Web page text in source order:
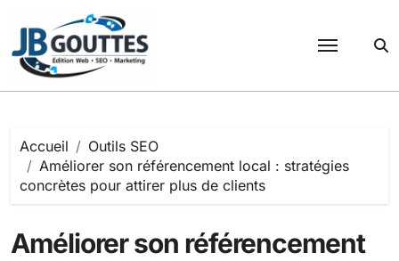
contenu
Accueil
Outils SEO
Améliorer son référencement local : stratégies
concrètes pour attirer plus de clients
Améliorer son référencement